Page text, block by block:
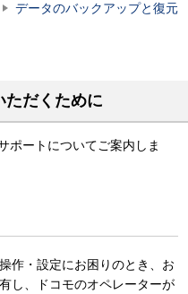
データのバックアップと復元
ただくために
ポートについてご案内しま
作・設定にお困りのとき、お
し、ドコモのオペレーターが